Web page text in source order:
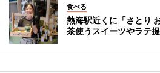
食べる
熱海駅近くに「さとり
茶使うスイーツやラテ